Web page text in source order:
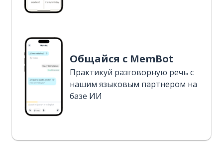
Общайся с MemBot
Практикуй разговорную речь с
нашим языковым партнером на
базе ИИ